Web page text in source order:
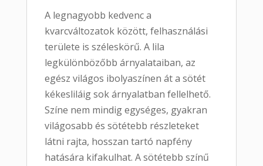
A legnagyobb kedvenc a
kvarcváltozatok között, felhasználási
területe is széleskörű. A lila
legkülönbözőbb árnyalataiban, az
egész világos ibolyaszínen át a sötét
kékesliláig sok árnyalatban fellelhető.
Színe nem mindig egységes, gyakran
világosabb és sötétebb részleteket
látni rajta, hosszan tartó napfény
hatására kifakulhat. A sötétebb színű